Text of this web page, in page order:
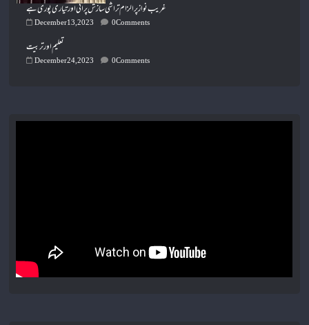
غریب نواز پر الزام تراشی سازش پرانی اور تیاری پوری ہے
December 13, 2023 0 Comments
تعلیم اور تربیت
December 24, 2023 0 Comments